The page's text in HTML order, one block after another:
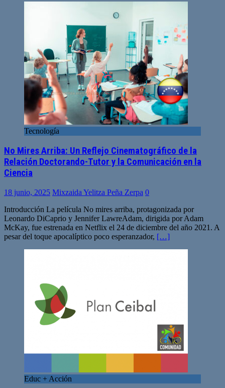
Tecnología
No Mires Arriba: Un Reflejo Cinematográfico de la
Relación Doctorando-Tutor y la Comunicación en la
Ciencia
18 junio, 2025 Mixzaida Yelitza Peña Zerpa 0
Introducción La película No mires arriba, protagonizada por
Leonardo DiCaprio y Jennifer LawreAdam, dirigida por Adam
McKay, fue estrenada en Netflix el 24 de diciembre del año 2021. A
pesar del toque apocalíptico poco esperanzador, […]
Educ + Acción